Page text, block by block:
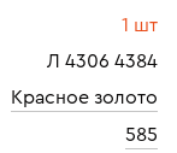
1 шт
Л 4306 4384
Красное золото
585